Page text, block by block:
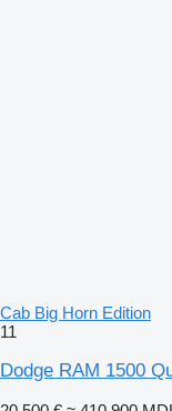
Cab Big Horn Edition
11
Dodge RAM 1500